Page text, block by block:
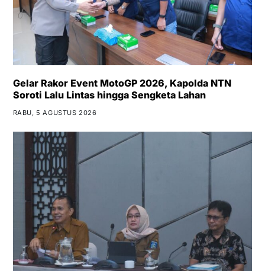
Gelar Rakor Event MotoGP 2026, Kapolda NTN
Soroti Lalu Lintas hingga Sengketa Lahan
RABU, 5 AGUSTUS 2026